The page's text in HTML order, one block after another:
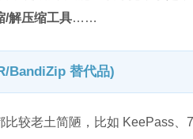
/解压缩工具……
BandiZip 替代品)
较老土简陋，比如 KeePass、